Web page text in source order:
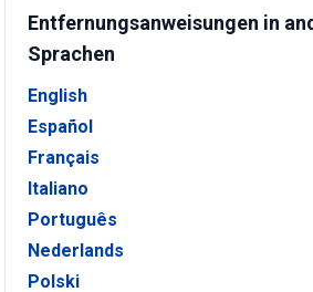
Entfernungsanweisungen in
Sprachen
English
Español
Français
Italiano
Português
Nederlands
Polski